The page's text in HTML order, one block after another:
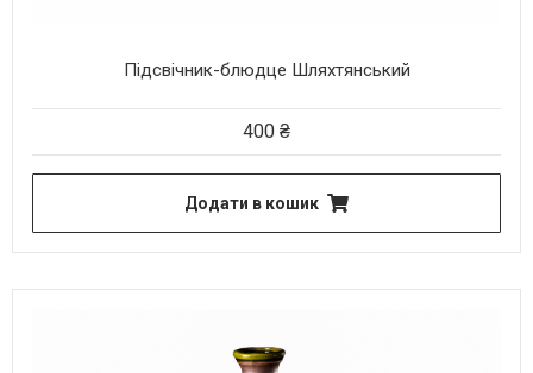
Підсвічник-блюдце Шляхтянський
400 ₴
Додати в кошик